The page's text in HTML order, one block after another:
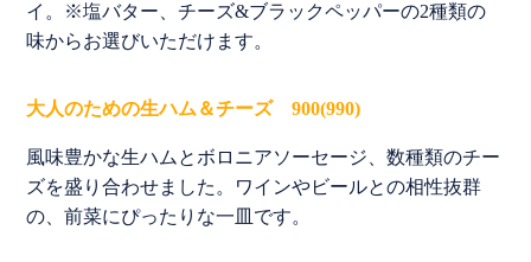
イ。※塩バター、チーズ&ブラックペッパーの2種類の
味からお選びいただけます。
大人のための生ハム＆チーズ 900(990)
風味豊かな生ハムとボロニアソーセージ、数種類のチー
ズを盛り合わせました。ワインやビールとの相性抜群
の、前菜にぴったりな一皿です。